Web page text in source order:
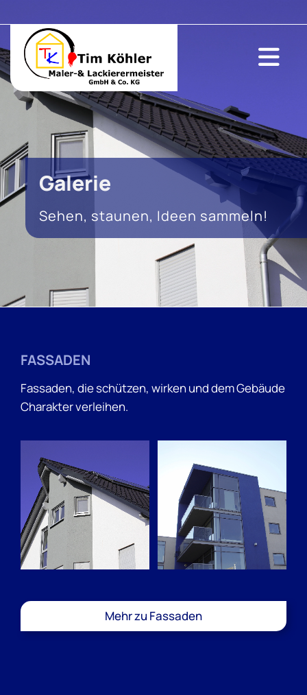
Galerie
Sehen, staunen, Ideen sammeln!
FASSADEN
Fassaden, die schützen, wirken und dem Gebäude
Charakter verleihen.
Mehr zu Fassaden